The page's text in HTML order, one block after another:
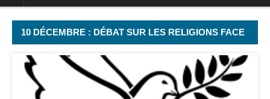
10 DÉCEMBRE : DÉBAT SUR LES RELIGIONS FACE
À LA CRISE PLANÉTAIRE